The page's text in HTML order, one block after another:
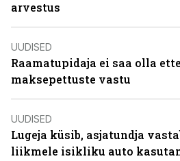
arvestus
UUDISED
Raamatupidaja ei saa olla
maksepettuste vastu
UUDISED
Lugeja küsib, asjatundja
liikmele isikliku auto